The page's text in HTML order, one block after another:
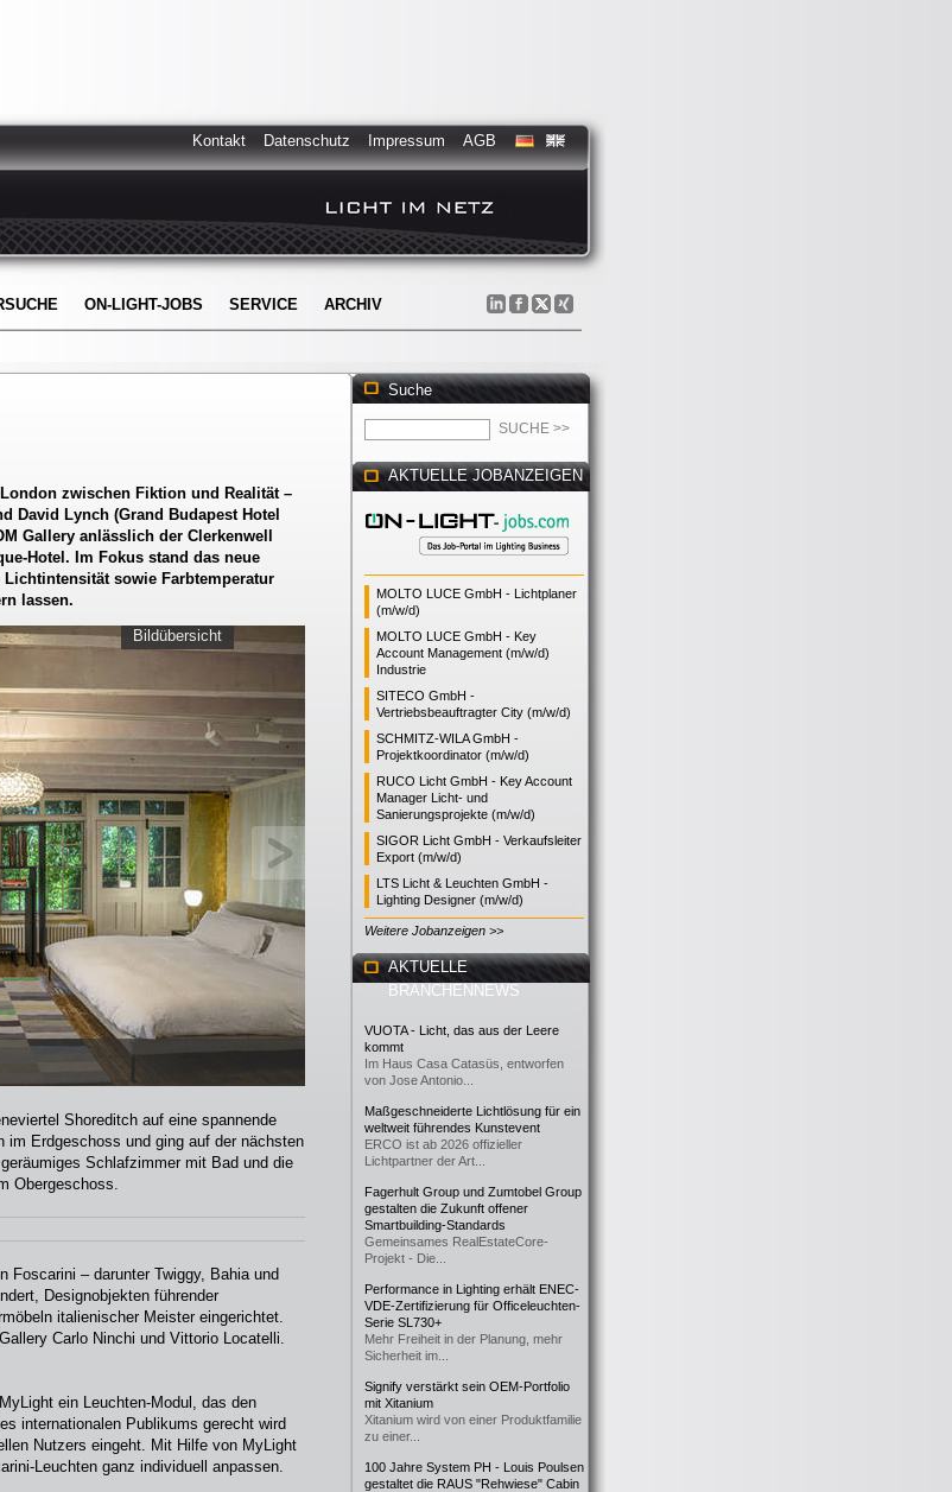
Kontakt Datenschutz Impressum AGB
ON-LIGHT-JOBS SERVICE ARCHIV
zwischen Fiktion und Realität –
David Lynch (Grand Budapest Hotel
Gallery anlässlich der Clerkenwell
Hotel. Im Fokus stand das neue
sowie Farbtemperatur
lassen.
Bildübersicht
Shoreditch auf eine spannende
im Erdgeschoss und ging auf der nächsten
Schlafzimmer mit Bad und die
Obergeschoss.
Foscarini – darunter Twiggy, Bahia und
Designobjekten führender
italienischer Meister eingerichtet.
Carlo Ninchi und Vittorio Locatelli.
ein Leuchten-Modul, das den
internationalen Publikums gerecht wird
Nutzers eingeht. Mit Hilfe von MyLight
Leuchten ganz individuell anpassen.
Suche
AKTUELLE JOBANZEIGEN
MOLTO LUCE GmbH - Lichtplaner
(m/w/d)
MOLTO LUCE GmbH - Key
Account Management (m/w/d)
Industrie
SITECO GmbH -
Vertriebsbeauftragter City (m/w/d)
SCHMITZ-WILA GmbH -
Projektkoordinator (m/w/d)
RUCO Licht GmbH - Key Account
Manager Licht- und
Sanierungsprojekte (m/w/d)
SIGOR Licht GmbH - Verkaufsleiter
Export (m/w/d)
LTS Licht & Leuchten GmbH -
Lighting Designer (m/w/d)
Weitere Jobanzeigen >>
AKTUELLE
BRANCHENNEWS
VUOTA - Licht, das aus der Leere
kommt
Im Haus Casa Catasüs, entworfen
von Jose Antonio...
Maßgeschneiderte Lichtlösung für ein
weltweit führendes Kunstevent
ERCO ist ab 2026 offizieller
Lichtpartner der Art...
Fagerhult Group und Zumtobel Group
gestalten die Zukunft offener
Smartbuilding-Standards
Gemeinsames RealEstateCore-
Projekt - Die...
Performance in Lighting erhält ENEC-
VDE-Zertifizierung für Officeleuchten-
Serie SL730+
Mehr Freiheit in der Planung, mehr
Sicherheit im...
Signify verstärkt sein OEM-Portfolio
mit Xitanium
Xitanium wird von einer Produktfamilie
zu einer...
100 Jahre System PH - Louis Poulsen
gestaltet die RAUS "Rehwiese" Cabin